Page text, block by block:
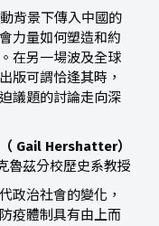
背景下傳入中國的
力量如何塑造和約
在另一場波及全球
版可謂恰逢其時，
議題的討論走向深
Gail Hershatter）
魯茲分校歷史系教授
政治社會的變化，
疫體制具有由上而